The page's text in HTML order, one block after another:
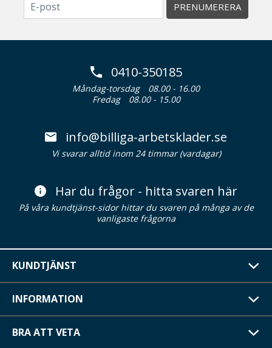
PRENUMERERA
0410-350185
Måndag-torsdag
08.00 - 16.00
Fredag
08.00 - 15.00
info@billiga-arbetsklader.se
Vi svarar alltid inom 24 timmar (vardagar)
Har du frågor - hitta svaren här
På våra kundtjänst-sidor hittar du svaren på många av de
vanligaste frågorna
KUNDTJÄNST
INFORMATION
BRA ATT VETA